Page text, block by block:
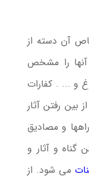
آن دسته از
آنها را مشخص
و ... . كفارات
رفتن آثار
و مصادیق
گناه و آثار و
می شود. از